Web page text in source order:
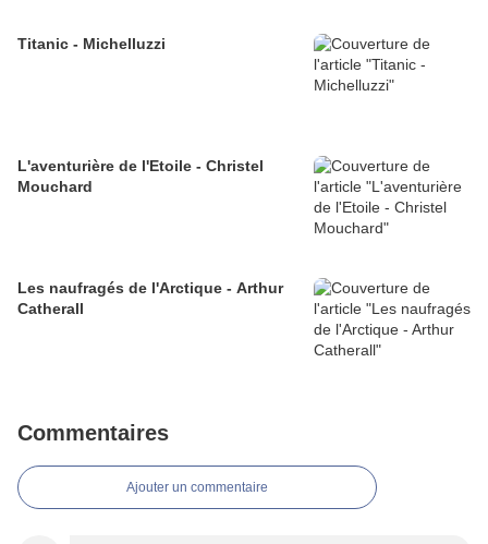
Titanic - Michelluzzi
L'aventurière de l'Etoile - Christel
Mouchard
Les naufragés de l'Arctique - Arthur
Catherall
Commentaires
Ajouter un commentaire